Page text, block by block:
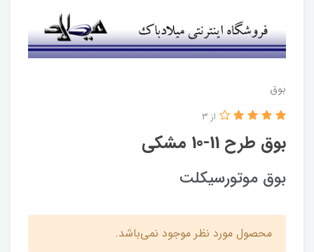
بوق
بوق طرح 11-10 مشکی
از 3
بوق موتورسیکلت
محصول مورد نظر موجود نمی‌باشد.